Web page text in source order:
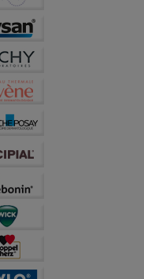
Inhalte
zu
sich
Hilfe wir unsere
den Inhalt
Werbung auf
zu gestalten.
teilweise an
Medien